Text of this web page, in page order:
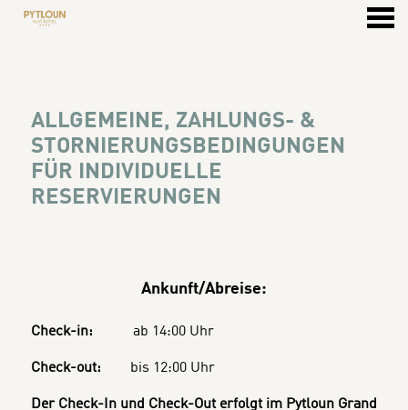
ALLGEMEINE, ZAHLUNGS- &
STORNIERUNGSBEDINGUNGEN
FÜR INDIVIDUELLE
RESERVIERUNGEN
Ankunft/Abreise:
Check-in: ab 14:00 Uhr
Check-out: bis 12:00 Uhr
Der Check-In und Check-Out erfolgt im Pytloun Grand